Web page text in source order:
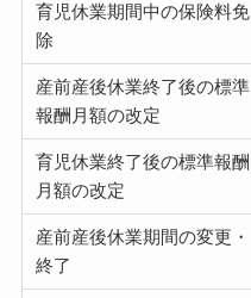
育児休業期間中の保険料免
除
産前産後休業終了後の標準
報酬月額の改定
育児休業終了後の標準報酬
月額の改定
産前産後休業期間の変更・
終了